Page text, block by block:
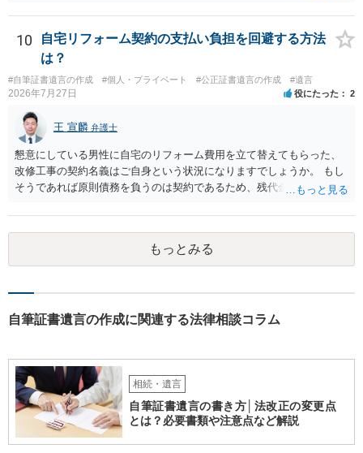
10
自宅リフォーム契約の支払い負担を回避する方法
は？
#自筆証書遺言の作成 #個人・プライベート #公正証書遺言の作成 #遺言
2026年7月27日 役にたった 2
王 宣麟 弁護士
懇意にしている男性に自宅のリフォーム費用を立て替えてもらった、
改修工事の契約名義はご自身という状況になりますでしょうか。 もし
そうであれば原則債務を負うのは契約であるため、残代金を捻出して
ます。 入籍した場合でも、原則契約者が単独で全ての債務を負うこと
には変わりがありません。 なかなか対応に難しい案件であり、公開の
場でアドバイスを行うのも限界があるように思われますので、資料等
を持参のうえ個別に弁護士に相談されることをお勧めします。
もっとみる
自筆証書遺言の作成に関連する法律相談コラム
相続・遺言
自筆証書遺言の書き方│法改正の変更点
とは？必要書類や注意点など解説